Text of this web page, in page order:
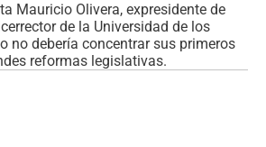
Mauricio Olivera, expresidente de
de la Universidad de los
no debería concentrar sus primeros
reformas legislativas.